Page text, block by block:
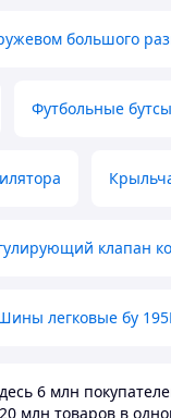
большого
Футбольные
клапан
легковые бу
6 млн
млн товаров в